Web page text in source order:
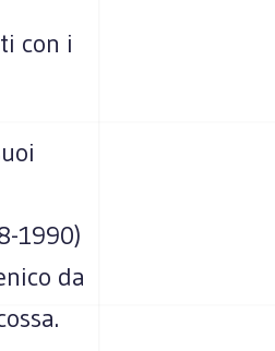
con i
1990)
da